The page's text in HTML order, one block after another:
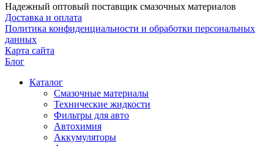
Надежный оптовый поставщик смазочных материалов
Доставка и оплата
Политика конфиденциальности и обработки персональных
данных
Карта сайта
Блог
Каталог
Смазочные материалы
Технические жидкости
Фильтры для авто
Автохимия
Аккумуляторы